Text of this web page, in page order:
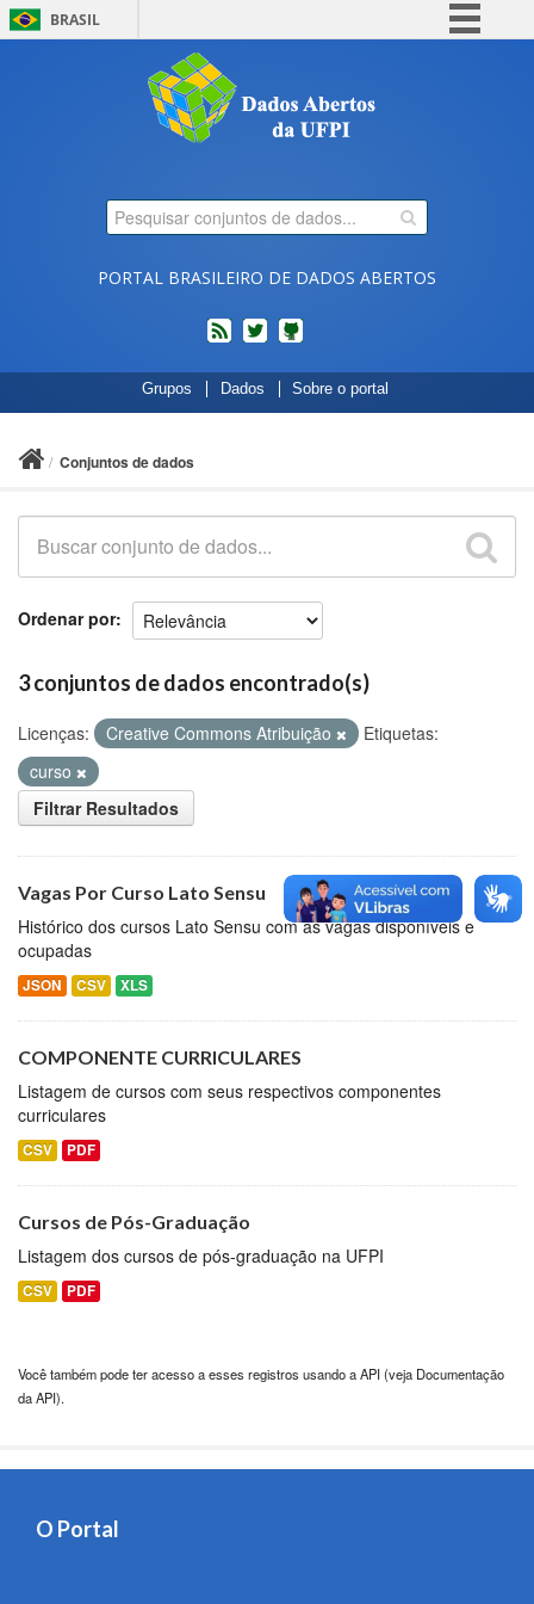
BRASIL
Comunica BR
Participe
Legislação
PORTAL BRASILEIRO DE DADOS ABERTOS
feed twitterCódigos
fonte
de
no
Grupos Dados Sobre o portal
Conjuntos de dados
Ordenar por
3 conjuntos de dados encontrado(s)
Licenças: Creative Commons Atribuição
Etiquetas:
curso
Filtrar Resultados
Vagas Por Curso Lato Sensu
Histórico dos cursos Lato Sensu com as vagas disponíveis e
ocupadas
JSON CSV XLS
COMPONENTE CURRICULARES
Listagem de cursos com seus respectivos componentes
curriculares
CSV PDF
Cursos de Pós-Graduação
Listagem dos cursos de pós-graduação na UFPI
CSV PDF
Você também pode ter acesso a esses registros usando aAPI(veja Documentação
da API).
O Portal